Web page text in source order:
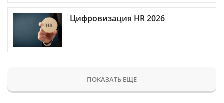
Цифровизация HR 2026
ПОКАЗАТЬ ЕЩЕ